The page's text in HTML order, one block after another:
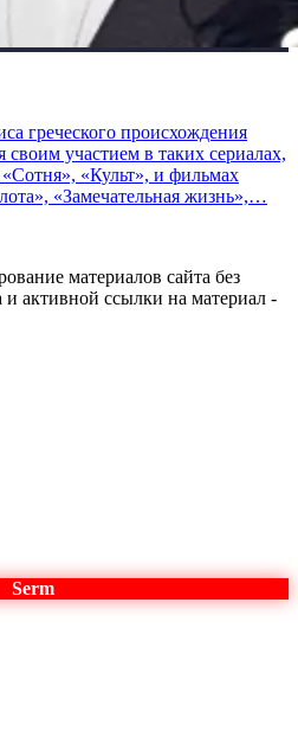
греческого происхождения
участием в таких сериалах,
«Культ», и фильмах
«Замечательная жизнь»,…
материалов сайта без
и активной ссылки на материал -
Serm